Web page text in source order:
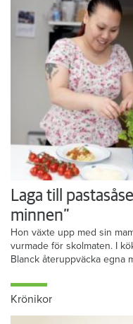
Laga till
minnen”
Hon växte upp med sin
vurmade för skolmaten. I
Blanck återuppväcka egna
Krönikor